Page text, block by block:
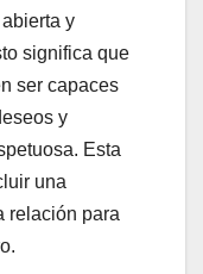
y
significa que
ser capaces
y
Esta
una
relación para